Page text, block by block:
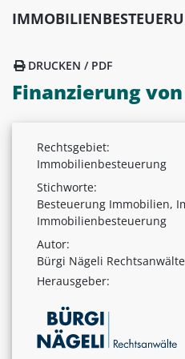
DRUCKEN / PDF
Finanzierung
Rechtsgebiet:
Immobilienbesteuerung
Stichworte:
Besteuerung Immobilien,
Immobilienbesteuerung
Autor:
Bürgi Nägeli Rechtsanwälte
Herausgeber: